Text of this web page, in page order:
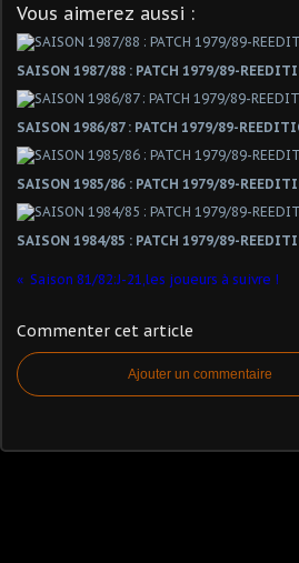
Vous aimerez aussi :
SAISON 1987/88 : PATCH 1979/89-
SAISON 1986/87 : PATCH 1979/89-
SAISON 1985/86 : PATCH 1979/89-
SAISON 1984/85 : PATCH 1979/89-
Saison 81/82:J-21,les joueurs à suivre !
Commenter cet article
Ajouter un commentaire